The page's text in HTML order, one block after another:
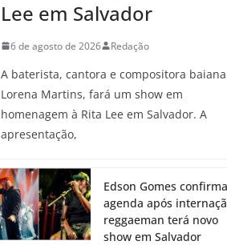
Lee em Salvador
6 de agosto de 2026 Redação
A baterista, cantora e compositora baiana
Lorena Martins, fará um show em
homenagem à Rita Lee em Salvador. A
apresentação,
Edson Gomes confirma
agenda após
reggaeman terá novo
show em Salvador